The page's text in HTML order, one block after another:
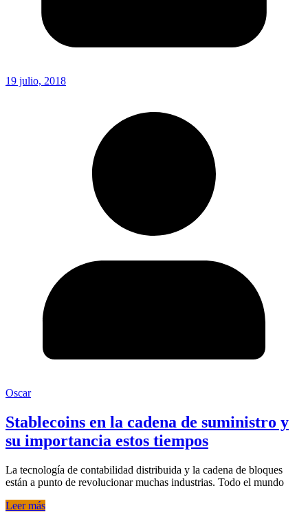
19 julio, 2018
Oscar
Stablecoins en la cadena de suministro y
su importancia estos tiempos
La tecnología de contabilidad distribuida y la cadena de bloques
están a punto de revolucionar muchas industrias. Todo el mundo
Leer más